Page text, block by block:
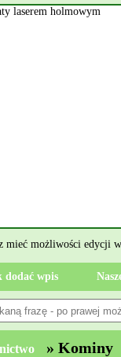
mieć możliwości edycji
dodać wpis
» Kominy